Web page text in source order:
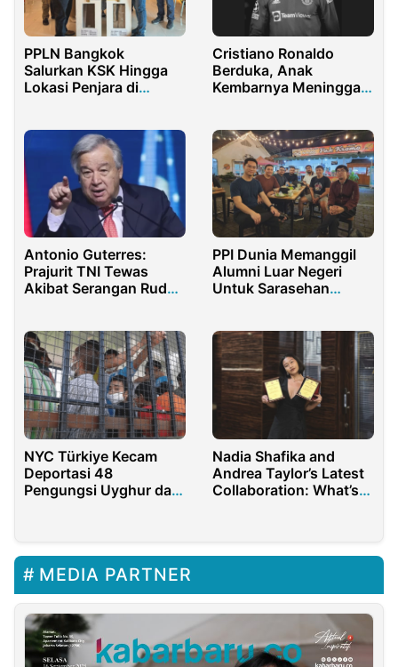
PPLN Bangkok
Salurkan KSK Hingga
Lokasi Penjara di
Cristiano Ronaldo
Berduka, Anak
Kembarnya Meninggal
Antonio Guterres:
Prajurit TNI Tewas
Akibat Serangan Rudal
PPI Dunia Memanggil
Alumni Luar Negeri
Untuk Sarasehan
NYC Türkiye Kecam
Deportasi 48
Pengungsi Uyghur dari
Nadia Shafika and
Andrea Taylor’s Latest
Collaboration: What’s
MEDIA PARTNER